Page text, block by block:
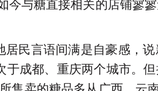
今与糖直接相关的店铺寥
民言语间满是自豪感，
于成都、重庆两个城市。